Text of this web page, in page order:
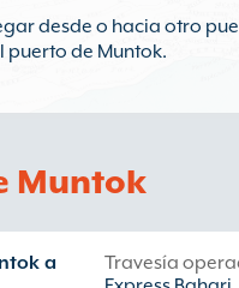
desde o hacia otro
puerto de Muntok.
Muntok
a
Travesía